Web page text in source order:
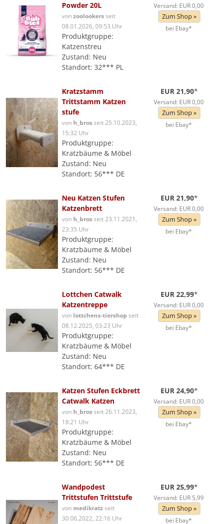
Powder 20L
vonzoolookersseit
08.01.2026, 09:53 Uhr
Produktgruppe:
Katzenstreu
Zustand: Neu
Standort: 32*** PL
Versand: EUR 0,00
Zum Shop »
bei Ebay*
Kratzstamm
Trittstamm Katzen
stufe
von h_brosseit 25.10.2023,
15:32 Uhr
Produktgruppe:
Kratzbäume & Möbel
Zustand: Neu
Standort: 56*** DE
EUR 21,90*
Versand: EUR 0,00
Zum Shop »
bei Ebay*
Neu Katzen Stufen
Katzenbrett
von h_brosseit 23.11.2021,
23:35 Uhr
Produktgruppe:
Kratzbäume & Möbel
Zustand: Neu
Standort: 56*** DE
EUR 21,90*
Versand: EUR 0,00
Zum Shop »
bei Ebay*
Lottchen Catwalk
Katzentreppe
von lottchens-tiershop seit
08.12.2025, 03:23 Uhr
Produktgruppe:
Kratzbäume & Möbel
Zustand: Neu
Standort: 64*** DE
EUR 22,99*
Versand: EUR 0,00
Zum Shop »
bei Ebay*
Katzen Stufen Eckbrett
Catwalk Katzen
von h_brosseit 26.11.2023,
18:21 Uhr
Produktgruppe:
Kratzbäume & Möbel
Zustand: Neu
Standort: 56*** DE
EUR 24,90*
Versand: EUR 0,00
Zum Shop »
bei Ebay*
Wandpodest
Trittstufen Trittstufe
von medikratzseit
30.06.2022, 22:16 Uhr
EUR 25,99*
Versand: EUR 5,99
Zum Shop »
bei Ebay*